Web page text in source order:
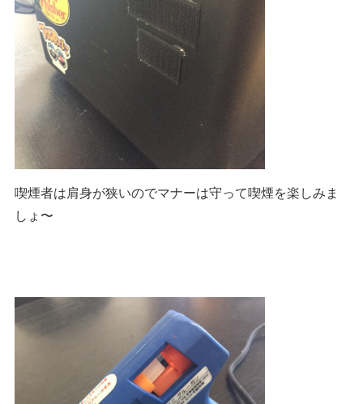
喫煙者は肩身が狭いのでマナーは守って喫煙を楽しみま
しょ〜